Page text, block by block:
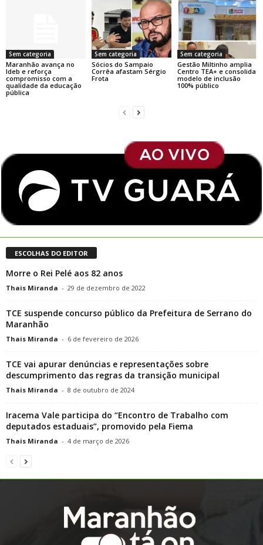
Sem categoria
Maranhão avança no
Ideb e reforça
compromisso com a
qualidade da educação
pública
Sem categoria
Sócios do Sampaio
Corrêa afastam Sérgio
Frota
Sem categoria
Gestão Miltinho amplia
Centro TEA+ e consolida
modelo de inclusão
100% público
ESCOLHAS DO EDITOR
Morre o Rei Pelé aos 82 anos
Thais Miranda - 29 de dezembro de 2022
TCE suspende concurso público da Prefeitura de Serrano do
Maranhão
Thais Miranda - 6 de fevereiro de 2026
TCE vai apurar denúncias e representações sobre
descumprimento das regras da transição municipal
Thais Miranda - 8 de outubro de 2024
Iracema Vale participa do “Encontro de Trabalho com
deputados estaduais”, promovido pela Fiema
Thais Miranda - 4 de março de 2026